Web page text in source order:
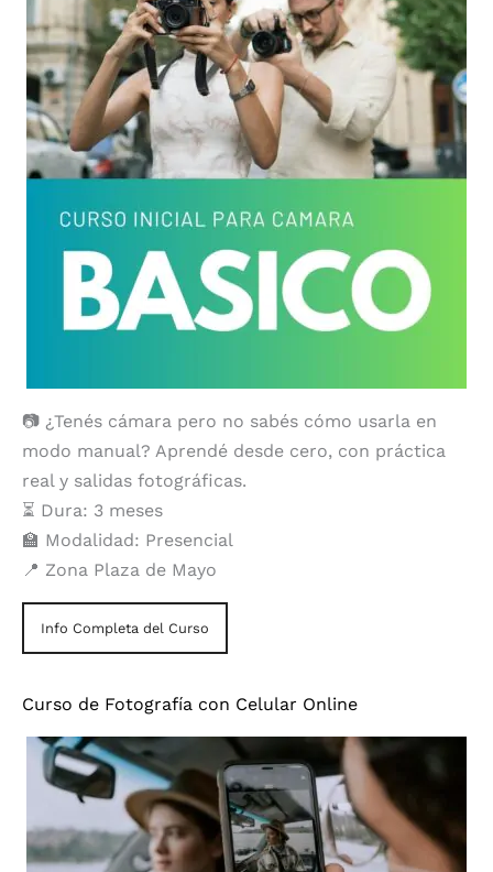
📷 ¿Tenés cámara pero no sabés cómo usarla en
modo manual? Aprendé desde cero, con práctica
real y salidas fotográficas.
⏳ Dura: 3 meses
🏫 Modalidad: Presencial
📍 Zona Plaza de Mayo
Info Completa del Curso
Curso de Fotografía con Celular Online